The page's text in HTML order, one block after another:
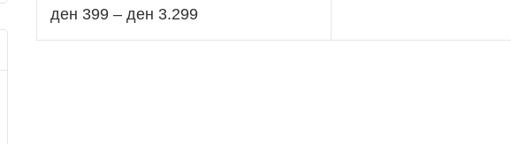
5.00
out of 5
ден 399 – ден 3.299